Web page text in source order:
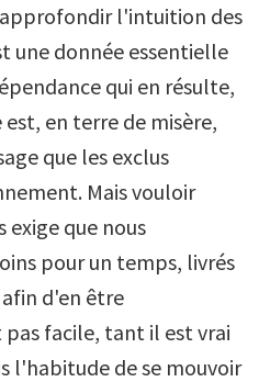
l'intuition des
une donnée essentielle
qui en résulte,
en terre de misère,
que les exclus
Mais vouloir
exige que nous
pour un temps, livrés
d'en être
facile, tant il est vrai
l'habitude de se mouvoir